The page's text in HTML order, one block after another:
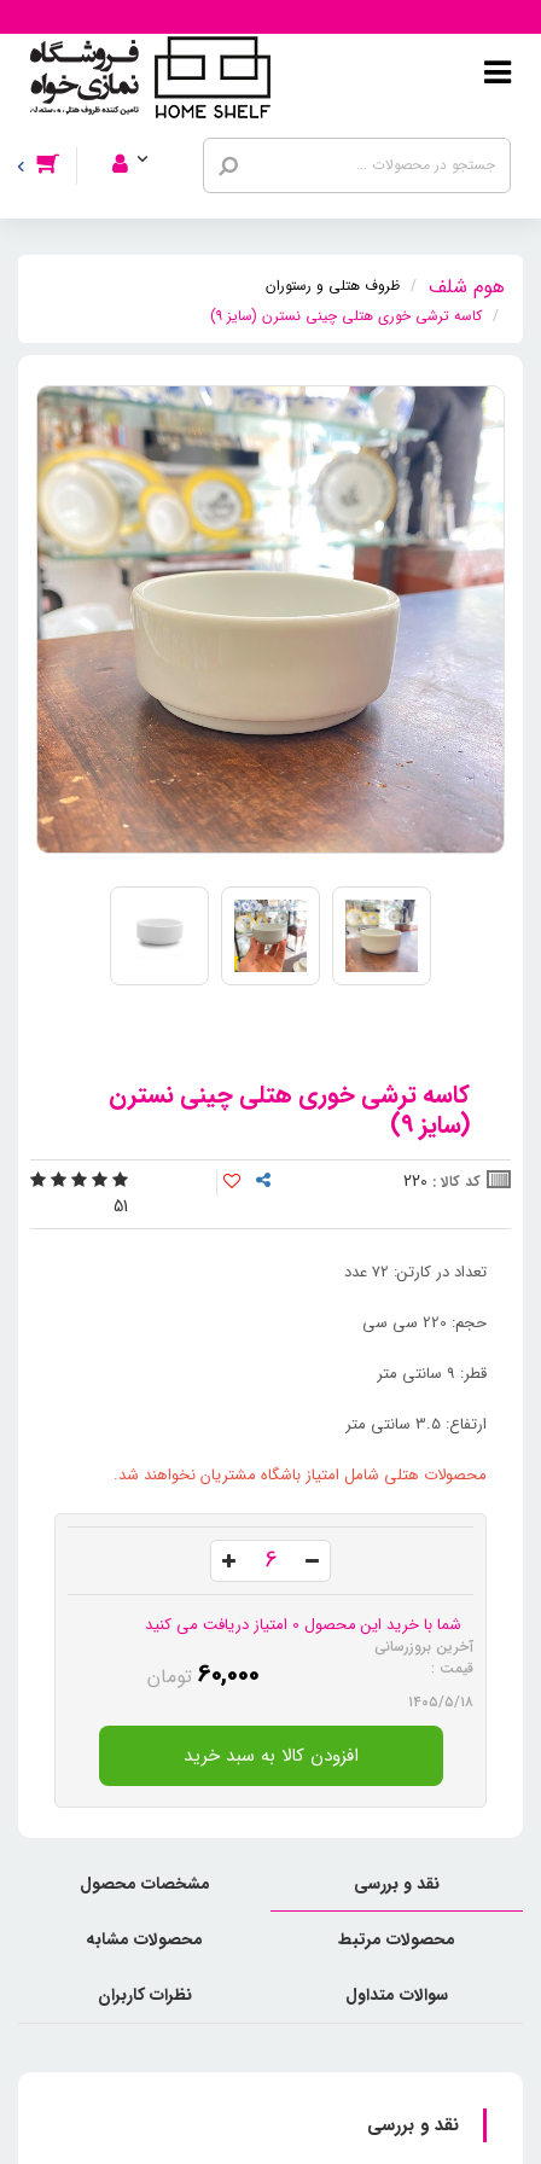
ظروف هتلی و رستوران
کاسه ترشی خوری هتلی چینی نسترن (سایز ۹)
کاسه ترشی خوری هتلی چینی نسترن
(سایز ۹)
کد کالا : 220
51
تعداد در کارتن: 72 عدد
حجم: 220 سی سی
قطر: 9 سانتی متر
ارتفاع: 3.5 سانتی متر
محصولات هتلی شامل امتیاز باشگاه مشتریان نخواهند شد.
شما با خرید این محصول 0 امتیاز دریافت می کنید
آخرین بروزرسانی
قیمت :
۱۴۰۵/۵/۱۸
60,000 تومان
افزودن کالا به سبد خرید
نقد و بررسی مشخصات محصول
محصولات مرتبط محصولات مشابه
سوالات متداول نظرات کاربران
نقد و بررسی